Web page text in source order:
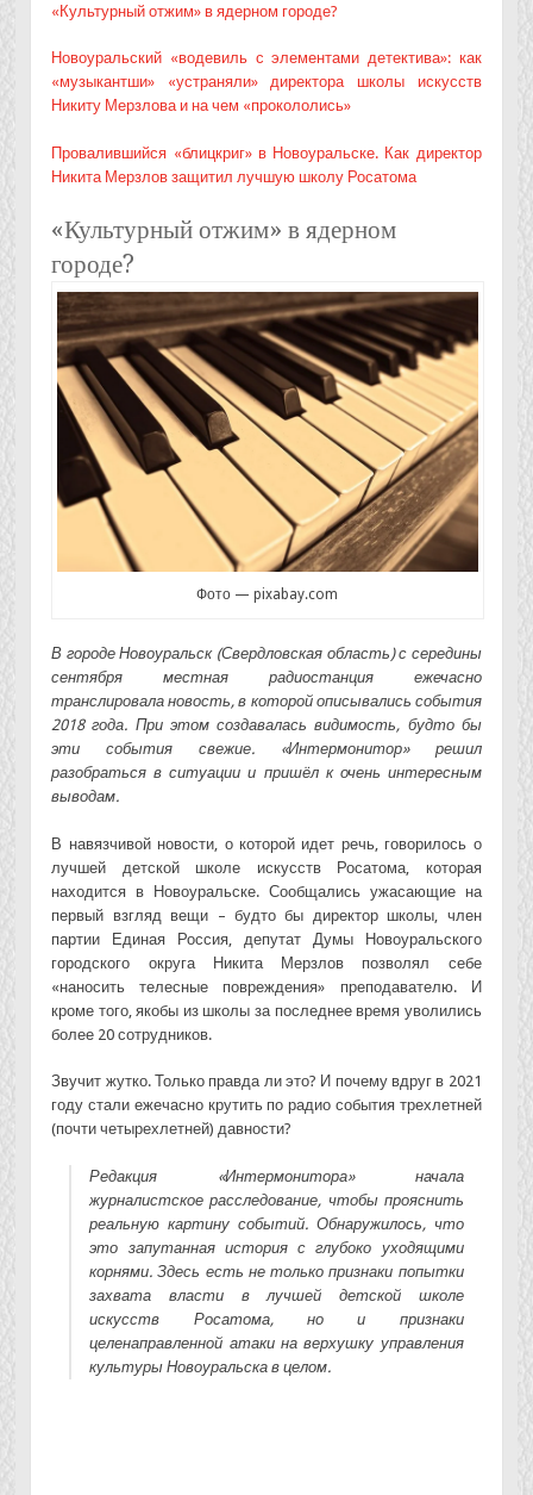
«Культурный отжим» в ядерном городе?
Новоуральский «водевиль с элементами детектива»: как
«музыкантши» «устраняли» директора школы искусств
Никиту Мерзлова и на чем «прокололись»
Провалившийся «блицкриг» в Новоуральске. Как директор
Никита Мерзлов защитил лучшую школу Росатома
«Культурный отжим» в ядерном
городе?
Фото — pixabay.com
В городе Новоуральск (Свердловская область) с середины
сентября местная радиостанция ежечасно
транслировала новость, в которой описывались события
2018 года. При этом создавалась видимость, будто бы
эти события свежие. «Интермонитор» решил
разобраться в ситуации и пришёл к очень интересным
выводам.
В навязчивой новости, о которой идет речь, говорилось о
лучшей детской школе искусств Росатома, которая
находится в Новоуральске. Сообщались ужасающие на
первый взгляд вещи – будто бы директор школы, член
партии Единая Россия, депутат Думы Новоуральского
городского округа Никита Мерзлов позволял себе
«наносить телесные повреждения» преподавателю. И
кроме того, якобы из школы за последнее время уволились
более 20 сотрудников.
Звучит жутко. Только правда ли это? И почему вдруг в 2021
году стали ежечасно крутить по радио события трехлетней
(почти четырехлетней) давности?
Редакция «Интермонитора» начала
журналистское расследование, чтобы прояснить
реальную картину событий. Обнаружилось, что
это запутанная история с глубоко уходящими
корнями. Здесь есть не только признаки попытки
захвата власти в лучшей детской школе
искусств Росатома, но и признаки
целенаправленной атаки на верхушку управления
культуры Новоуральска в целом.